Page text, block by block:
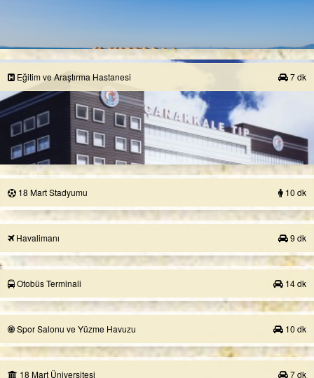
Eğitim ve Araştırma Hastanesi 7 dk
18 Mart Stadyumu 10 dk
Havalimanı 9 dk
Otobüs Terminali 14 dk
Spor Salonu ve Yüzme Havuzu 10 dk
18 Mart Üniversitesi 7 dk